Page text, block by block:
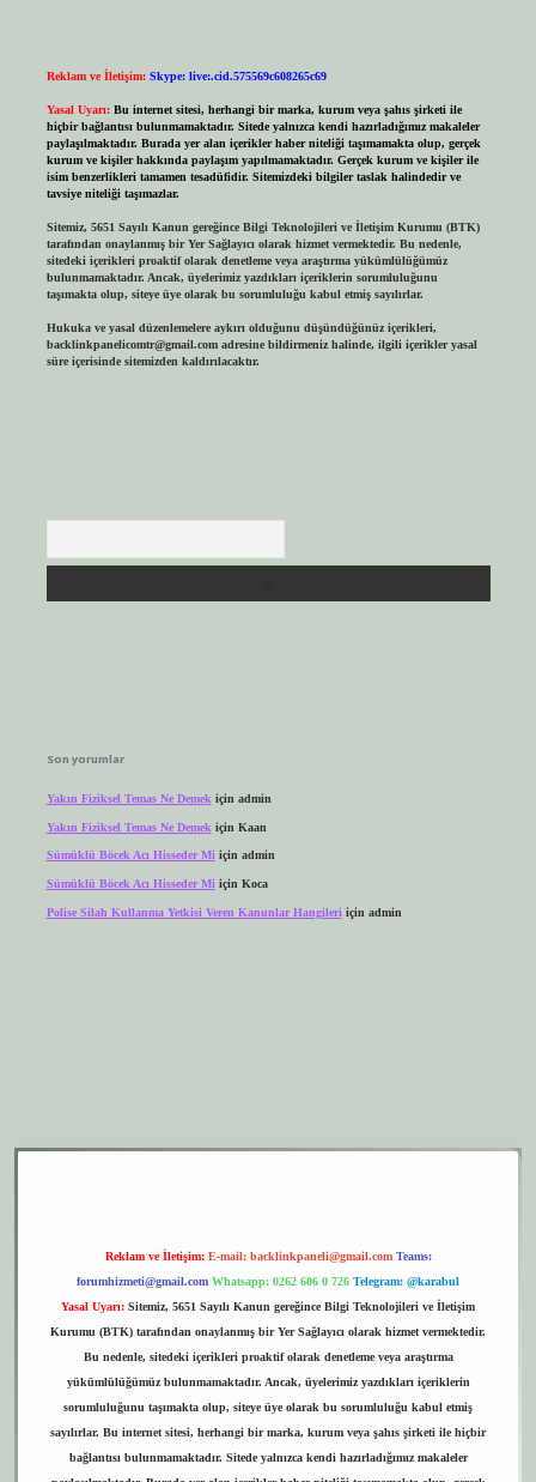
Reklam ve İletişim: Skype: live:.cid.575569c608265c69
Yasal Uyarı: Bu internet sitesi, herhangi bir marka, kurum veya şahıs şirketi ile
hiçbir bağlantısı bulunmamaktadır. Sitede yalnızca kendi hazırladığımız makaleler
paylaşılmaktadır. Burada yer alan içerikler haber niteliği taşımamakta olup, gerçek
kurum ve kişiler hakkında paylaşım yapılmamaktadır. Gerçek kurum ve kişiler ile
isim benzerlikleri tamamen tesadüfidir. Sitemizdeki bilgiler taslak halindedir ve
tavsiye niteliği taşımazlar.
Sitemiz, 5651 Sayılı Kanun gereğince Bilgi Teknolojileri ve İletişim Kurumu (BTK)
tarafından onaylanmış bir Yer Sağlayıcı olarak hizmet vermektedir. Bu nedenle,
sitedeki içerikleri proaktif olarak denetleme veya araştırma yükümlülüğümüz
bulunmamaktadır. Ancak, üyelerimiz yazdıkları içeriklerin sorumluluğunu
taşımakta olup, siteye üye olarak bu sorumluluğu kabul etmiş sayılırlar.
Hukuka ve yasal düzenlemelere aykırı olduğunu düşündüğünüz içerikleri,
backlinkpanelicomtr@gmail.comadresine bildirmeniz halinde, ilgili içerikler yasal
süre içerisinde sitemizden kaldırılacaktır.
Son yorumlar
Yakın Fiziksel Temas Ne Demek için admin
Yakın Fiziksel Temas Ne Demek için Kaan
Sümüklü Böcek Acı Hisseder Miiçin admin
Sümüklü Böcek Acı Hisseder Mi için Koca
Polise Silah Kullanma Yetkisi Veren Kanunlar Hangileri için admin
Reklam ve İletişim: E-mail: backlinkpaneli@gmail.com Teams:
forumhizmeti@gmail.com Whatsapp: 0262 606 0 726 Telegram: @karabul
Yasal Uyarı: Sitemiz, 5651 Sayılı Kanun gereğince Bilgi Teknolojileri ve İletişim
Kurumu (BTK) tarafından onaylanmış bir Yer Sağlayıcı olarak hizmet vermektedir.
Bu nedenle, sitedeki içerikleri proaktif olarak denetleme veya araştırma
yükümlülüğümüz bulunmamaktadır. Ancak, üyelerimiz yazdıkları içeriklerin
sorumluluğunu taşımakta olup, siteye üye olarak bu sorumluluğu kabul etmiş
sayılırlar. Bu internet sitesi, herhangi bir marka, kurum veya şahıs şirketi ile hiçbir
bağlantısı bulunmamaktadır. Sitede yalnızca kendi hazırladığımız makaleler